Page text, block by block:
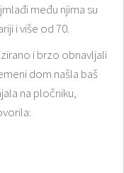
među njima su
i više od 70.
i brzo obnavljali
dom našla baš
na pločniku,